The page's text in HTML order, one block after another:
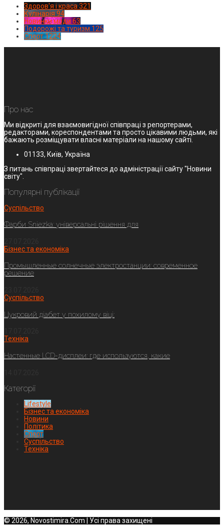
Здоров'я і краса 321
Кулінарія 94
Новинки моди 63
Подорожі та туризм 125
Спорт1224
Про нас
Ми відкриті для взаємовигідної співпраці з репортерами,
редакторами, кореспондентами та просто цікавими людьми, які
бажають розміщувати власні матеріали на нашому сайті.
01133, Київ, Україна
З питань співпраці звертайтеся до адміністрації сайту "Новини
світу".
Популярні публікації
Суспільство
Фарби Sniezka: універсальні рішення для
Бізнес та економіка
Промышленные солнечные электростанции: современное
решение
Суспільство
Цукровий діабет у похилому віці:
Техніка
Настенные LCD-дисплеи: где используются, какие
Категорії
Lifestyle
Бізнес та економіка
Новини
Політика
Спорт
Суспільство
Техніка
© 2026, Novostimira.Com | Усі права захищені